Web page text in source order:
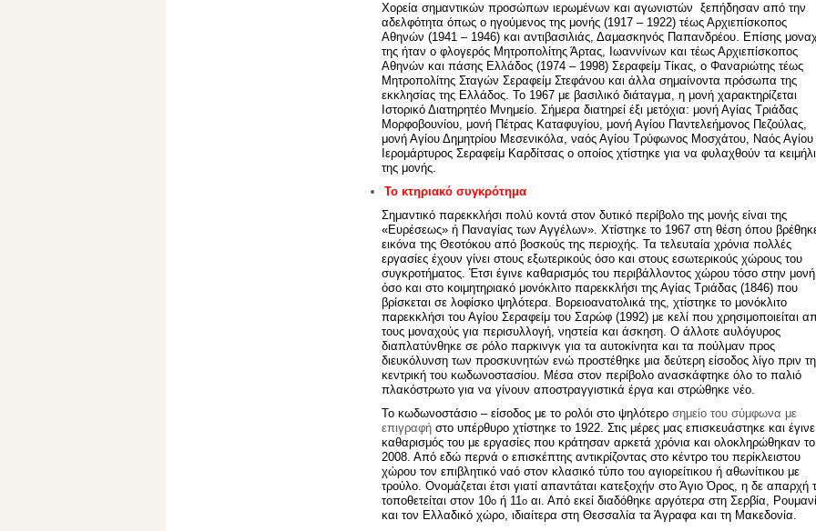
Χορεία σημαντικών προσώπων ιερωμένων και αγωνιστών ξεπήδησαν από την
αδελφότητα όπως ο ηγούμενος της μονής (1917 – 1922) τέως Αρχιεπίσκοπος
Αθηνών (1941 – 1946) και αντιβασιλιάς, Δαμασκηνός Παπανδρέου. Επίσης
της ήταν ο φλογερός Μητροπολίτης Άρτας, Ιωαννίνων και τέως Αρχιεπίσκοπος
Αθηνών και πάσης Ελλάδος (1974 – 1998) Σεραφείμ Τίκας, ο Φαναριώτης τέως
Μητροπολίτης Σταγών Σεραφείμ Στεφάνου και άλλα σημαίνοντα πρόσωπα της
εκκλησίας της Ελλάδος. Το 1967 με βασιλικό διάταγμα, η μονή χαρακτηρίζεται
Ιστορικό Διατηρητέο Μνημείο. Σήμερα διατηρεί έξι μετόχια: μονή Αγίας Τριάδας
Μορφοβουνίου, μονή Πέτρας Καταφυγίου, μονή Αγίου Παντελεήμονος Πεζούλας,
μονή Αγίου Δημητρίου Μεσενικόλα, ναός Αγίου Τρύφωνος Μοσχάτου, Ναός Αγίου
Ιερομάρτυρος Σεραφείμ Καρδίτσας ο οποίος χτίστηκε για να φυλαχθούν τα
της μονής.
Το κτηριακό συγκρότημα
Σημαντικό παρεκκλήσι πολύ κοντά στον δυτικό περίβολο της μονής είναι της
«Ευρέσεως» ή Παναγίας των Αγγέλων». Χτίστηκε το 1967 στη θέση όπου
εικόνα της Θεοτόκου από βοσκούς της περιοχής. Τα τελευταία χρόνια πολλές
εργασίες έχουν γίνει στους εξωτερικούς όσο και στους εσωτερικούς χώρους του
συγκροτήματος. Έτσι έγινε καθαρισμός του περιβάλλοντος χώρου τόσο στην μονή
όσο και στο κοιμητηριακό μονόκλιτο παρεκκλήσι της Αγίας Τριάδας (1846) που
βρίσκεται σε λοφίσκο ψηλότερα. Βορειοανατολικά της, χτίστηκε το μονόκλιτο
παρεκκλήσι του Αγίου Σεραφείμ του Σαρώφ (1992) με κελί που χρησιμοποιείται
τους μοναχούς για περισυλλογή, νηστεία και άσκηση. Ο άλλοτε αυλόγυρος
διαπλατύνθηκε σε ρόλο παρκινγκ για τα αυτοκίνητα και τα πούλμαν προς
διευκόλυνση των προσκυνητών ενώ προστέθηκε μια δεύτερη είσοδος λίγο πριν
κεντρική του κωδωνοστασίου. Μέσα στον περίβολο ανασκάφτηκε όλο το παλιό
πλακόστρωτο για να γίνουν αποστραγγιστικά έργα και στρώθηκε νέο.
Το κωδωνοστάσιο – είσοδος με το ρολόι στο ψηλότερο σημείο του σύμφωνα με
επιγραφή στο υπέρθυρο χτίστηκε το 1922. Στις μέρες μας επισκευάστηκε και έγινε
καθαρισμός του με εργασίες που κράτησαν αρκετά χρόνια και ολοκληρώθηκαν το
2008. Από εδώ περνά ο επισκέπτης αντικρίζοντας στο κέντρο του περίκλειστου
χώρου τον επιβλητικό ναό στον κλασικό τύπο του αγιορείτικου ή αθωνίτικου με
τρούλο. Ονομάζεται έτσι γιατί απαντάται κατεξοχήν στο Άγιο Όρος, η δε απαρχή
τοποθετείται στον 10ο ή 11ο αι. Από εκεί διαδόθηκε αργότερα στη Σερβία,
και τον Ελλαδικό χώρο, ιδιαίτερα στη Θεσσαλία τα Άγραφα και τη Μακεδονία.